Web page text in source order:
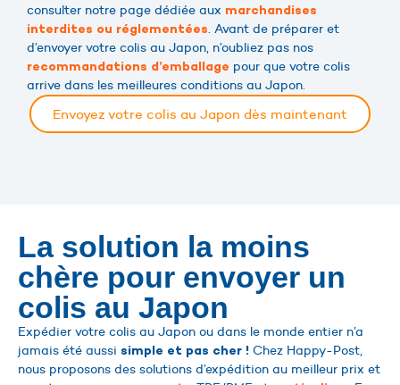
consulter notre page dédiée aux marchandises
interdites ou réglementées. Avant de préparer et
d’envoyer votre colis au Japon, n’oubliez pas nos
recommandations d’emballage pour que votre colis
arrive dans les meilleures conditions au Japon.
Envoyez votre colis au Japon dès maintenant
La solution la moins
chère pour envoyer un
colis au Japon
Expédier votre colis au Japon ou dans le monde entier n’a
jamais été aussi simple et pas cher ! Chez Happy-Post,
nous proposons des solutions d’expédition au meilleur prix et